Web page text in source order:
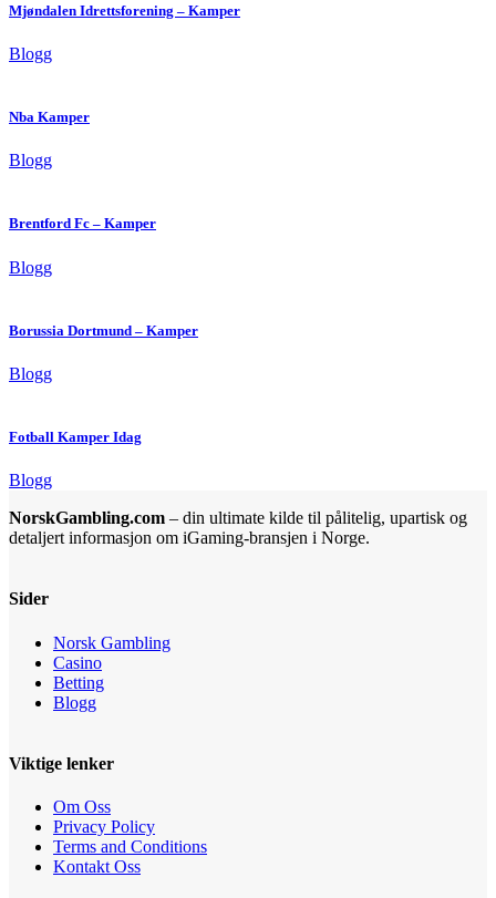
Mjøndalen Idrettsforening – Kamper
Blogg
Nba Kamper
Blogg
Brentford Fc – Kamper
Blogg
Borussia Dortmund – Kamper
Blogg
Fotball Kamper Idag
Blogg
NorskGambling.com – din ultimate kilde til pålitelig, upartisk og
detaljert informasjon om iGaming-bransjen i Norge.
Sider
Norsk Gambling
Casino
Betting
Blogg
Viktige lenker
Om Oss
Privacy Policy
Terms and Conditions
Kontakt Oss